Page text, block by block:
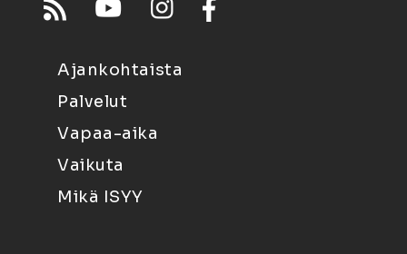
Ajankohtaista
Palvelut
Vapaa-aika
Vaikuta
Mikä ISYY